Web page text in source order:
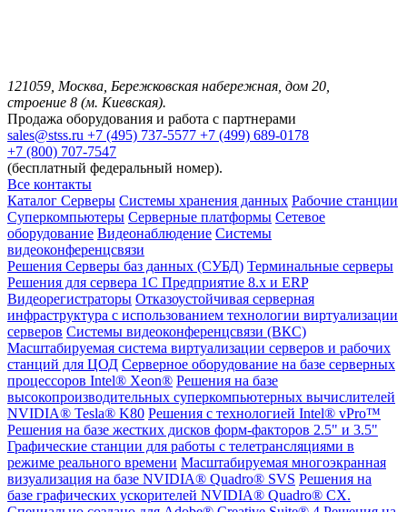
121059, Москва, Бережковская набережная, дом 20,
строение 8 (м. Киевская).
Продажа оборудования и работа с партнерами
sales@stss.ru +7 (495) 737-5577 +7 (499) 689-0178
+7 (800) 707-7547
(бесплатный федеральный номер).
Все контакты
Каталог Серверы Системы хранения данных Рабочие станции
Суперкомпьютеры Серверные платформы Сетевое
оборудование Видеонаблюдение Системы
видеоконференцсвязи
Решения Серверы баз данных (СУБД) Терминальные серверы
Решения для сервера 1С Предприятие 8.x и ERP
Видеорегистраторы Отказоустойчивая серверная
инфраструктура с использованием технологии виртуализации
серверов Системы видеоконференцсвязи (ВКС)
Масштабируемая система виртуализации серверов и рабочих
станций для ЦОД Серверное оборудование на базе серверных
процессоров Intel® Xeon® Решения на базе
высокопроизводительных суперкомпьютерных вычислителей
NVIDIA® Tesla® K80 Решения с технологией Intel® vPro™
Решения на базе жестких дисков форм-факторов 2.5" и 3.5"
Графические станции для работы с телетрансляциями в
режиме реального времени Масштабируемая многоэкранная
визуализация на базе NVIDIA® Quadro® SVS Решения на
базе графических ускорителей NVIDIA® Quadro® CX.